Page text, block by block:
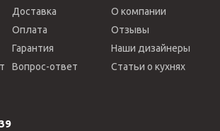
Доставка
Оплата
Гарантия
Вопрос-ответ
О компании
Отзывы
Наши дизайнеры
Статьи о кухнях